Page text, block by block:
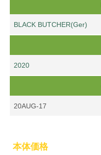
BLACK BUTCHER(Ger)
2020
20AUG-17
本体価格